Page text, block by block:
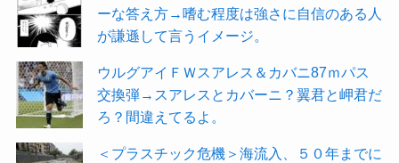
ーな答え方→嗜む程度は強さに自信のある人
が謙遜して言うイメージ。
ウルグアイＦＷスアレス＆カバニ87ｍパス
交換弾→スアレスとカバーニ？翼君と岬君だ
ろ？間違えてるよ。
＜プラスチック危機＞海流入、５０年までに